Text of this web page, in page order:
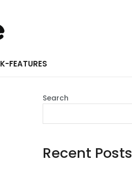
K-FEATURES
Search
Recent Posts